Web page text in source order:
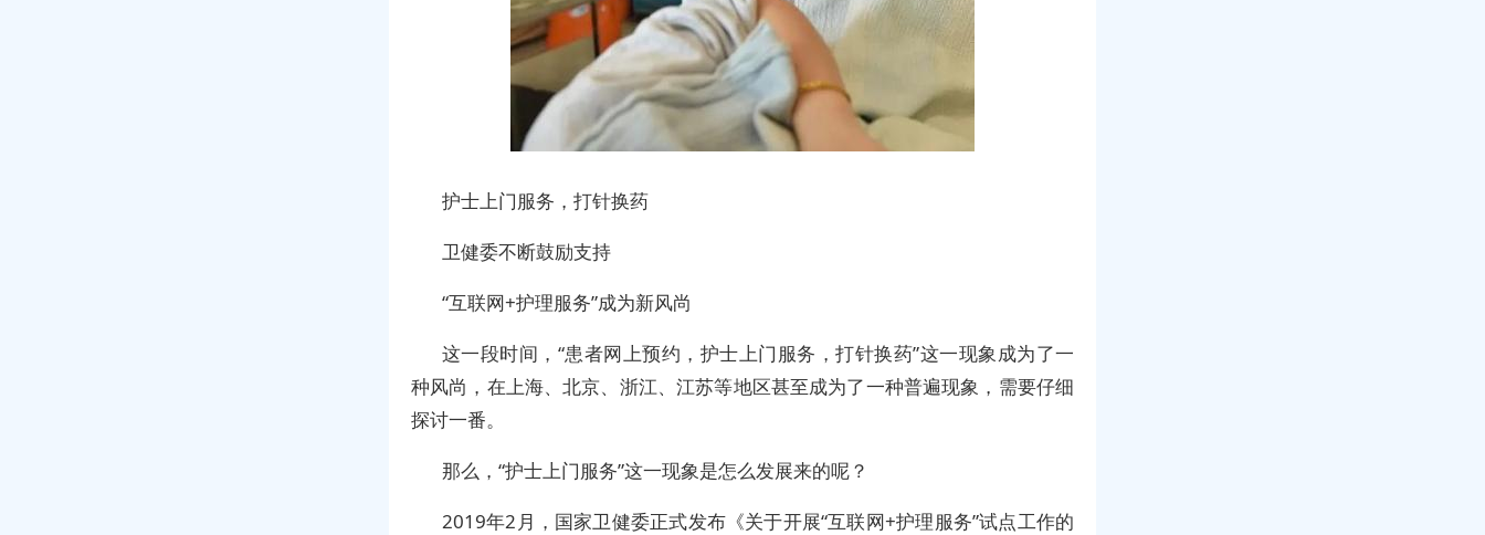
护士上门服务，打针换药
卫健委不断鼓励支持
“互联网+护理服务”成为新风尚
这一段时间，“患者网上预约，护士上门服务，打针换药”这一现象成为了一
种风尚，在上海、北京、浙江、江苏等地区甚至成为了一种普遍现象，需要仔细
探讨一番。
那么，“护士上门服务”这一现象是怎么发展来的呢？
2019年2月，国家卫健委正式发布《关于开展“互联网+护理服务”试点工作的